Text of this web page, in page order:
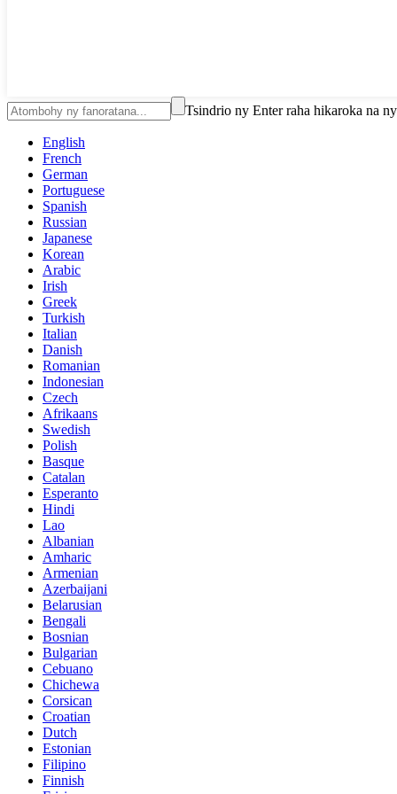
Tsindrio ny Enter raha hikaroka na
English
French
German
Portuguese
Spanish
Russian
Japanese
Korean
Arabic
Irish
Greek
Turkish
Italian
Danish
Romanian
Indonesian
Czech
Afrikaans
Swedish
Polish
Basque
Catalan
Esperanto
Hindi
Lao
Albanian
Amharic
Armenian
Azerbaijani
Belarusian
Bengali
Bosnian
Bulgarian
Cebuano
Chichewa
Corsican
Croatian
Dutch
Estonian
Filipino
Finnish